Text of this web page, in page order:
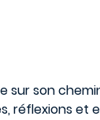
son
et